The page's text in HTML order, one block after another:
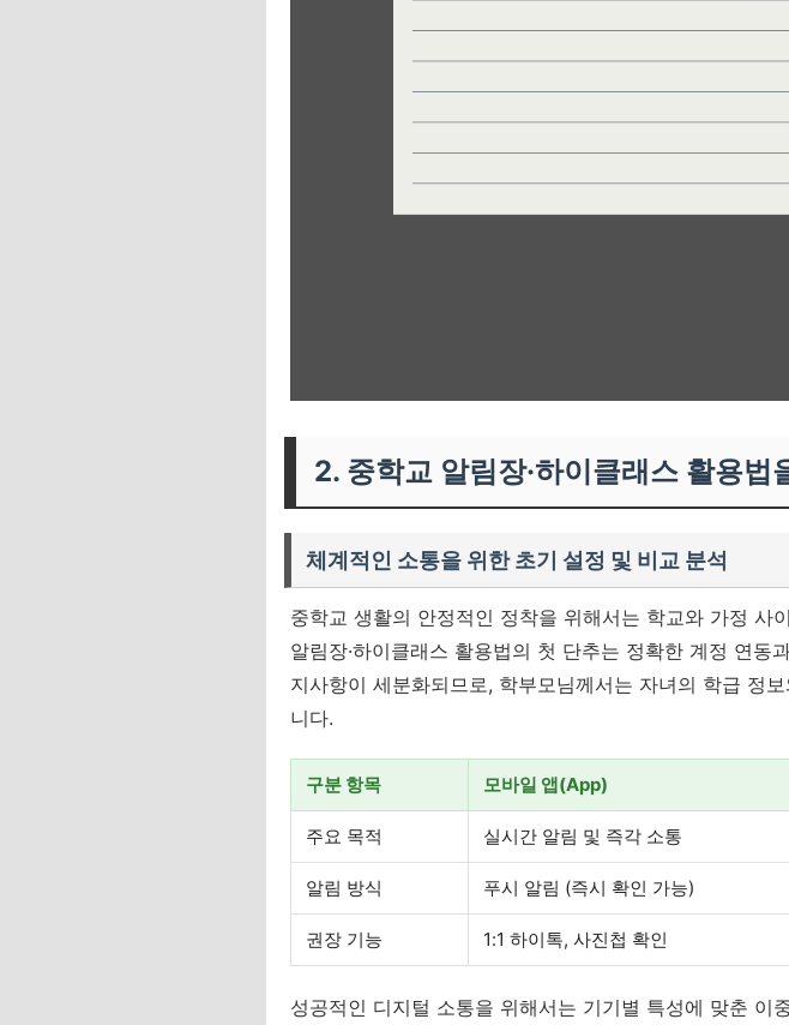
2. 중학교 알림장·하이클래스 활용법
체계적인 소통을 위한 초기 설정 및 비교 분석
중학교 생활의 안정적인 정착을 위해서는 학교와 가정 사
알림장·하이클래스 활용법의 첫 단추는 정확한 계정 연
지사항이 세분화되므로, 학부모님께서는 자녀의 학급 정
니다.
구분 항목 모바일 앱(App)
주요 목적 실시간 알림 및 즉각 소통
알림 방식 푸시 알림 (즉시 확인 가능)
권장 기능 1:1 하이톡, 사진첩 확인
성공적인 디지털 소통을 위해서는 기기별 특성에 맞춘 이